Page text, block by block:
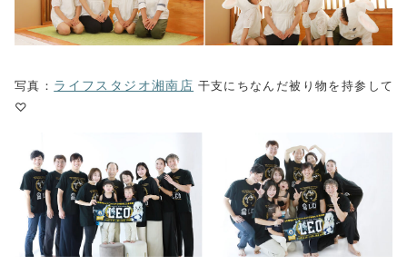
写真： ライフスタジオ湘南店 干支にちなんだ被り物を持参して
♡